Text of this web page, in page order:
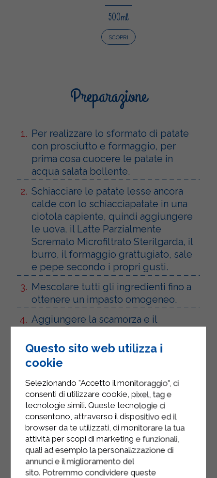
500ml
SCOPRI
Preparazione
Per realizzare lo sformato di patate
con prosciutto e formaggio, per
prima cosa cuocere le patate in
acqua salata bollente.
Schiacciare le patate lesse ancora
calde con lo schiacciapatate in una
ciotola capiente, quindi aggiungere
le uova, il Latte Parzialmente
Scremato Microfiltrato Sterilgarda, il
burro, il formaggio grattugiato, sale
e pepe secondo i propri gusti.
Mescolare tutti gli ingredienti fino a
ottenere un impasto omogeneo.
Aggiungere la scamorza e il
quindi amalgamare fino a distribuirli
uniformemente nell’impasto.
Trasferire il composto in una pirofila
imburrata e cosparsa di pangrattato.
Livellare l’impasto dando una forma
irregolare alla superficie.
Spolverare la superficie con il
pangrattato e un po’ formaggio
grattugiato.
Questo sito web utilizza i
cookie
Selezionando "Accetto il monitoraggio", ci
consenti di utilizzare cookie, pixel, tag e
tecnologie simili. Queste tecnologie ci
consentono, attraverso il dispositivo ed il
browser da te utilizzati, di monitorare la tua
attività per scopi di marketing e funzionali,
quali ad esempio la personalizzazione di
annunci e il miglioramento del
sito. Potremmo condividere queste